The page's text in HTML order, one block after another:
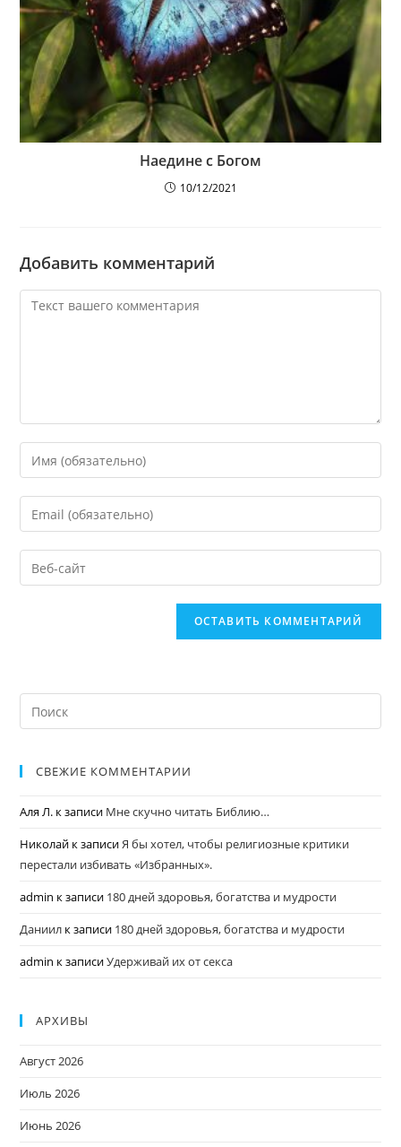
Наедине с Богом
10/12/2021
Добавить комментарий
СВЕЖИЕ КОММЕНТАРИИ
Аля Л. к записи Мне скучно читать Библию…
Николай к записиЯ бы хотел, чтобы религиозные критики
перестали избивать «Избранных».
admin к записи 180 дней здоровья, богатства и мудрости
Даниил к записи 180 дней здоровья, богатства и мудрости
admin к записиУдерживай их от секса
АРХИВЫ
Август 2026
Июль 2026
Июнь 2026